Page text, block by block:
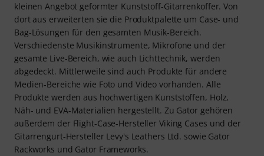
kleinen Angebot geformter Kunststoff-Gitarrenkoffer. Von
dort aus erweiterten sie die Produktpalette um Case- und
Bag-Lösungen für den gesamten Musik-Bereich.
Verschiedenste Musikinstrumente, Mikrofone und der
gesamte Live-Bereich, wie auch Lichttechnik, werden
abgedeckt. Mittlerweile sind auch Produkte für andere
Medien-Bereiche wie Foto und Video vorhanden. Alle
Produkte werden aus hochwertigen Kunststoffen, Holz,
Näh- und EVA-Materialien hergestellt. Zu Gator gehören
außerdem der Flight-Case-Hersteller Viking Cases und der
Gitarrengurt-Hersteller Levy's Leathers Ltd. sowie Gator
Rackworks und Gator Frameworks.